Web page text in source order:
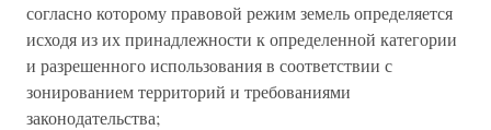
согласно которому правовой режим земель определяется
исходя из их принадлежности к определенной категории
и разрешенного использования в соответствии с
зонированием территорий и требованиями
законодательства;